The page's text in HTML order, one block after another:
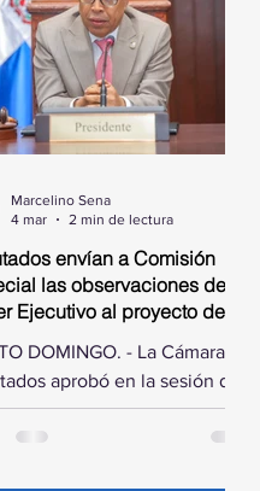
envían a Comisión
las observaciones del
Ejecutivo al proyecto de ley
ejecutadas
DOMINGO. - La Cámara de
aprobó en la sesión de
designar una
especial para estudiar las
Marcelino Sena
4 mar
2 min de lectura